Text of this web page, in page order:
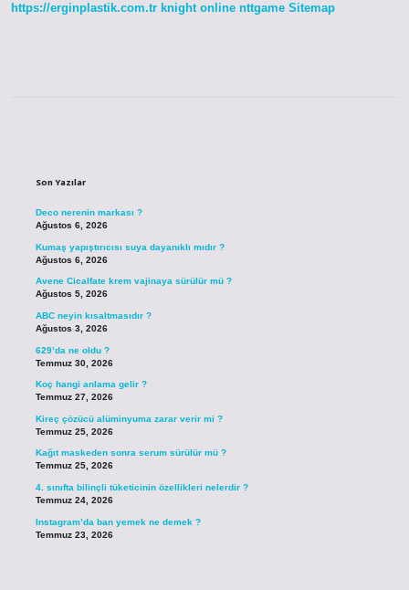
https://erginplastik.com.tr knight online nttgame Sitemap
Son Yazılar
Deco nerenin markası ?
Ağustos 6, 2026
Kumaş yapıştırıcısı suya dayanıklı mıdır ?
Ağustos 6, 2026
Avene Cicalfate krem vajinaya sürülür mü ?
Ağustos 5, 2026
ABC neyin kısaltmasıdır ?
Ağustos 3, 2026
629’da ne oldu ?
Temmuz 30, 2026
Koç hangi anlama gelir ?
Temmuz 27, 2026
Kireç çözücü alüminyuma zarar verir mi ?
Temmuz 25, 2026
Kağıt maskeden sonra serum sürülür mü ?
Temmuz 25, 2026
4. sınıfta bilinçli tüketicinin özellikleri nelerdir ?
Temmuz 24, 2026
Instagram’da ban yemek ne demek ?
Temmuz 23, 2026